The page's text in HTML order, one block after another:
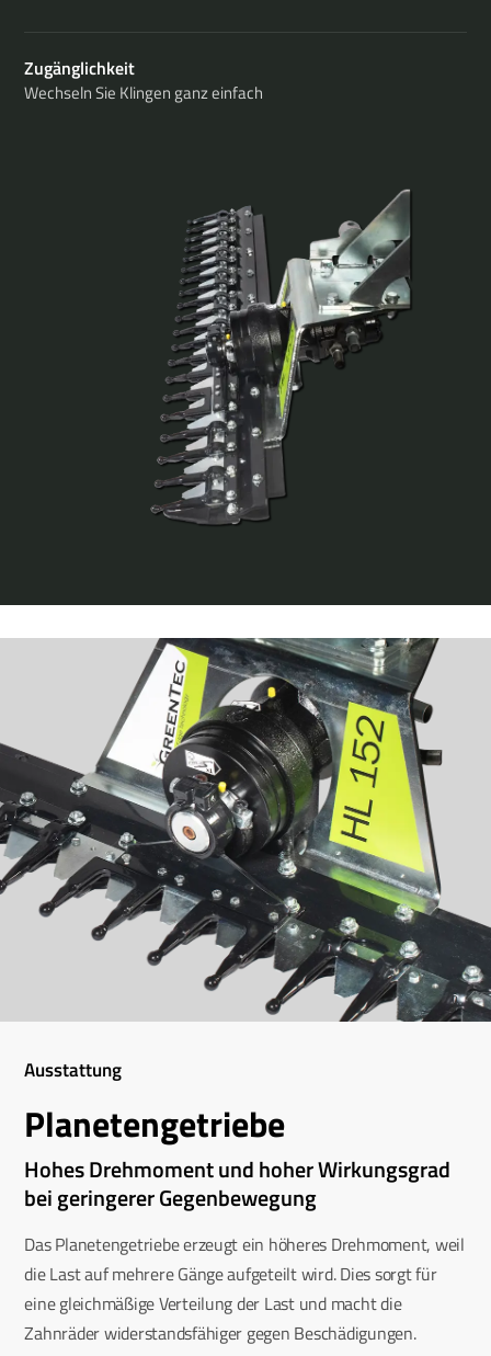
Zugänglichkeit
Wechseln Sie Klingen ganz einfach
Ausstattung
Planetengetriebe
Hohes Drehmoment und hoher Wirkungsgrad
bei geringerer Gegenbewegung
Das Planetengetriebe erzeugt ein höheres Drehmoment, weil
die Last auf mehrere Gänge aufgeteilt wird. Dies sorgt für
eine gleichmäßige Verteilung der Last und macht die
Zahnräder widerstandsfähiger gegen Beschädigungen.